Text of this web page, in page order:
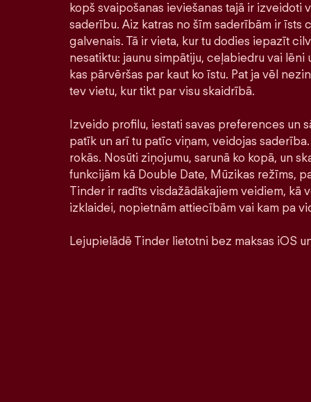
kopš svaipošanas ieviešanas tajā ir izveidoti
saderību. Aiz katras no šīm saderībām ir īsts
galvenais. Tā ir vieta, kur tu dodies iepazīt
nesatiktu: jaunu simpātiju, ceļabiedru vai
kas pārvēršas par kaut ko īstu. Pat ja vēl
tev vietu, kur tikt par visu skaidrībā.
Izveido profilu, iestati savas preferences un
patīk un arī tu patīc viņam, veidojas
rokās. Nosūti ziņojumu, sarunā ko kopā, un
funkcijām kā Double Date, Mūzikas režīms,
Tinder ir radīts visdažādākajiem veidiem, kā
izklaidei, nopietnām attiecībām vai kam pa
Lejupielādē Tinder lietotni bez maksas iOS